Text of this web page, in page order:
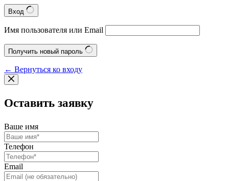
Вход
Имя пользователя или Email
Получить новый пароль
← Вернуться ко входу
Оставить заявку
Ваше имя
Телефон
Email